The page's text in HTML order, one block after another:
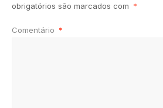
obrigatórios são marcados com *
Comentário *